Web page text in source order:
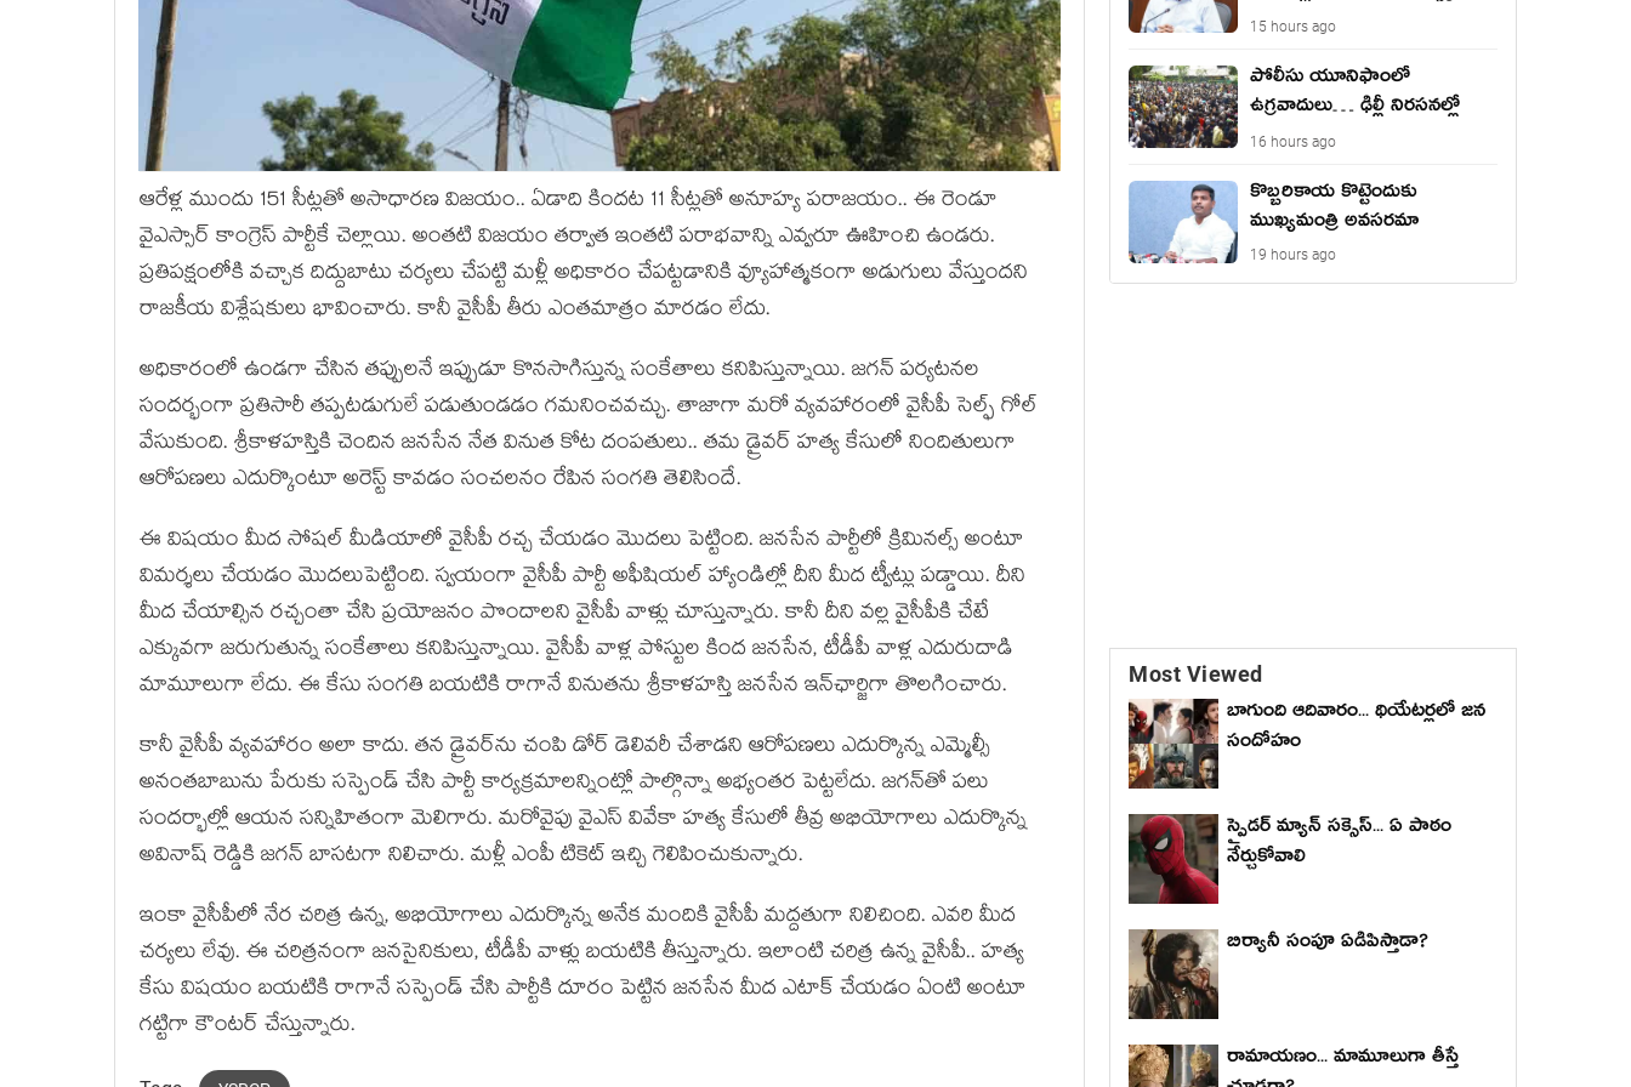
ఆరేళ్ల ముందు 151 సీట్లతో అసాధారణ విజయం.. ఏడాది కిందట 11 సీట్లతో అనూహ్య పరాజయం.. ఈ రెండూ
వైఎస్సార్ కాంగ్రెస్ పార్టీకే చెల్లాయి. అంతటి విజయం తర్వాత ఇంతటి పరాభవాన్ని ఎవ్వరూ ఊహించి ఉండరు.
ప్రతిపక్షంలోకి వచ్చాక దిద్దుబాటు చర్యలు చేపట్టి మళ్లీ అధికారం చేపట్టడానికి వ్యూహాత్మకంగా అడుగులు వేస్తుందని
రాజకీయ విశ్లేషకులు భావించారు. కానీ వైసీపీ తీరు ఎంతమాత్రం మారడం లేదు.
అధికారంలో ఉండగా చేసిన తప్పులనే ఇప్పుడూ కొనసాగిస్తున్న సంకేతాలు కనిపిస్తున్నాయి. జగన్ పర్యటనల
సందర్భంగా ప్రతిసారీ తప్పటడుగులే పడుతుండడం గమనించవచ్చు. తాజాగా మరో వ్యవహారంలో వైసీపీ సెల్ఫ్ గోల్
వేసుకుంది. శ్రీకాళహస్తికి చెందిన జనసేన నేత వినుత కోట దంపతులు.. తమ డ్రైవర్‌ హత్య కేసులో నిందితులుగా
ఆరోపణలు ఎదుర్కొంటూ అరెస్ట్ కావడం సంచలనం రేపిన సంగతి తెలిసిందే.
ఈ విషయం మీద సోషల్ మీడియాలో వైసీపీ రచ్చ చేయడం మొదలు పెట్టింది. జనసేన పార్టీలో క్రిమినల్స్ అంటూ
విమర్శలు చేయడం మొదలుపెట్టింది. స్వయంగా వైసీపీ పార్టీ అఫీషియల్ హ్యాండిల్లో దీని మీద ట్వీట్లు పడ్డాయి. దీని
మీద చేయాల్సిన రచ్చంతా చేసి ప్రయోజనం పొందాలని వైసీపీ వాళ్లు చూస్తున్నారు. కానీ దీని వల్ల వైసీపీకి చేటే
ఎక్కువగా జరుగుతున్న సంకేతాలు కనిపిస్తున్నాయి. వైసీపీ వాళ్ల పోస్టుల కింద జనసేన, టీడీపీ వాళ్ల ఎదురుదాడి
మామూలుగా లేదు. ఈ కేసు సంగతి బయటికి రాగానే వినుతను శ్రీకాళహస్తి జనసేన ఇన్‌ఛార్జిగా తొలగించారు.
కానీ వైసీపీ వ్యవహారం అలా కాదు. తన డ్రైవర్‌ను చంపి డోర్ డెలివరీ చేశాడని ఆరోపణలు ఎదుర్కొన్న ఎమ్మెల్సీ
అనంతబాబును పేరుకు సస్పెండ్ చేసి పార్టీ కార్యక్రమాలన్నింట్లో పాల్గొన్నా అభ్యంతర పెట్టలేదు. జగన్‌తో పలు
సందర్భాల్లో ఆయన సన్నిహితంగా మెలిగారు. మరోవైపు వైఎస్ వివేకా హత్య కేసులో తీవ్ర అభియోగాలు ఎదుర్కొన్న
అవినాష్ రెడ్డికి జగన్ బాసటగా నిలిచారు. మళ్లీ ఎంపీ టికెట్ ఇచ్చి గెలిపించుకున్నారు.
ఇంకా వైసీపీలో నేర చరిత్ర ఉన్న, అభియోగాలు ఎదుర్కొన్న అనేక మందికి వైసీపీ మద్దతుగా నిలిచింది. ఎవరి మీద
చర్యలు లేవు. ఈ చరిత్రనంగా జనసైనికులు, టీడీపీ వాళ్లు బయటికి తీస్తున్నారు. ఇలాంటి చరిత్ర ఉన్న వైసీపీ.. హత్య
కేసు విషయం బయటికి రాగానే సస్పెండ్ చేసి పార్టీకి దూరం పెట్టిన జనసేన మీద ఎటాక్ చేయడం ఏంటి అంటూ
గట్టిగా కౌంటర్ చేస్తున్నారు.
జమ?
15 hours ago
పోలీసు యూనిఫాంలో
ఉగ్ర‌వాదులు… ఢిల్లీ నిర‌స‌న‌ల్లో
కుట్ర‌?
16 hours ago
కొబ్బరికాయ కొట్టెందుకు
ముఖ్యమంత్రి అవసరమా
19 hours ago
Most Viewed
బాగుంది ఆదివారం... థియేటర్లలో జన
సందోహం
స్పైడర్ మ్యాన్ సక్సెస్... ఏ పాఠం
నేర్చుకోవాలి
బిర్యానీ సంపూ ఏడిపిస్తాడా?
రామాయణం... మామూలుగా తీస్తే